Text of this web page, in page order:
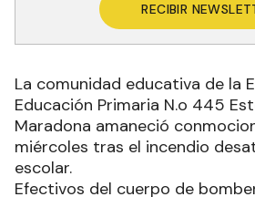
RECIBIR
La comunidad educativa de la
Educación Primaria N.o 445
Maradona amaneció
miércoles tras el incendio
escolar.
Efectivos del cuerpo de